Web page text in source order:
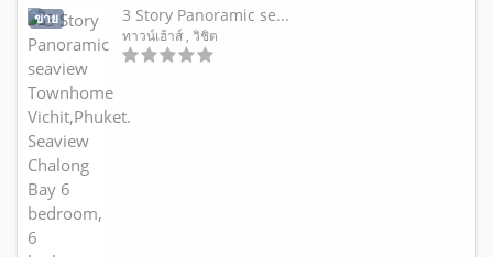
ขาย 3 Story Panoramic se...
ทาวน์เฮ้าส์ , วิชิต